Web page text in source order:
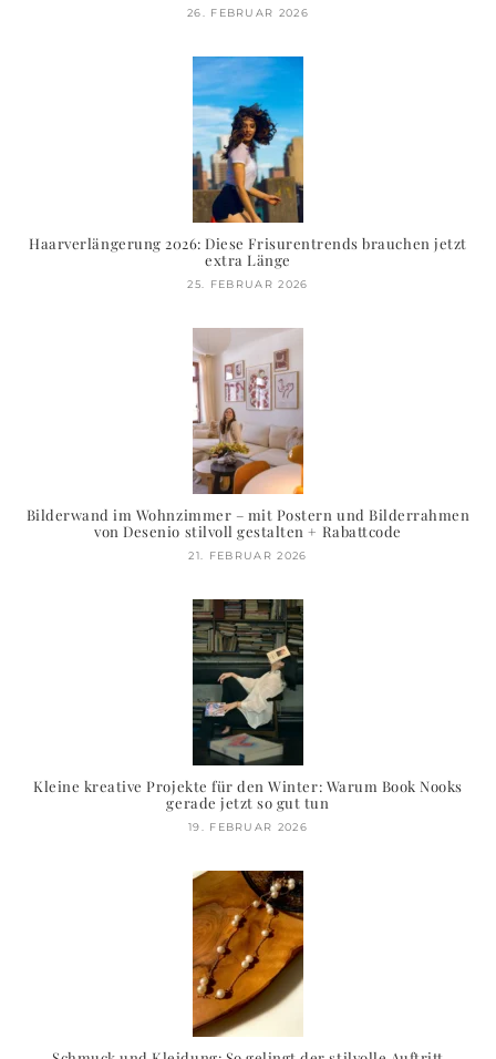
26. FEBRUAR 2026
Haarverlängerung 2026: Diese Frisurentrends brauchen jetzt
extra Länge
25. FEBRUAR 2026
Bilderwand im Wohnzimmer – mit Postern und Bilderrahmen
von Desenio stilvoll gestalten + Rabattcode
21. FEBRUAR 2026
Kleine kreative Projekte für den Winter: Warum Book Nooks
gerade jetzt so gut tun
19. FEBRUAR 2026